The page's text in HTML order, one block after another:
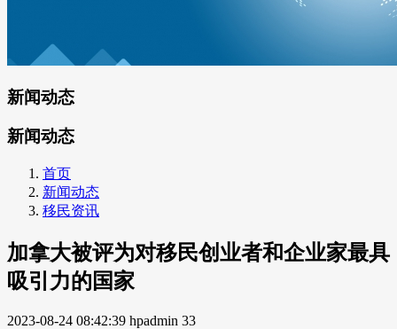
新闻动态
新闻动态
首页
新闻动态
移民资讯
加拿大被评为对移民创业者和企业家最具
吸引力的国家
2023-08-24 08:42:39 hpadmin 33